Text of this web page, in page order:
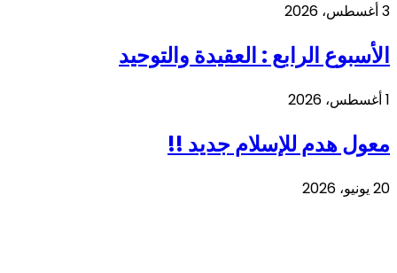
3 أغسطس، 2026
الأسبوع الرابع : العقيدة والتوحيد
1 أغسطس، 2026
معول هدم للإسلام جديد !!
20 يونيو، 2026